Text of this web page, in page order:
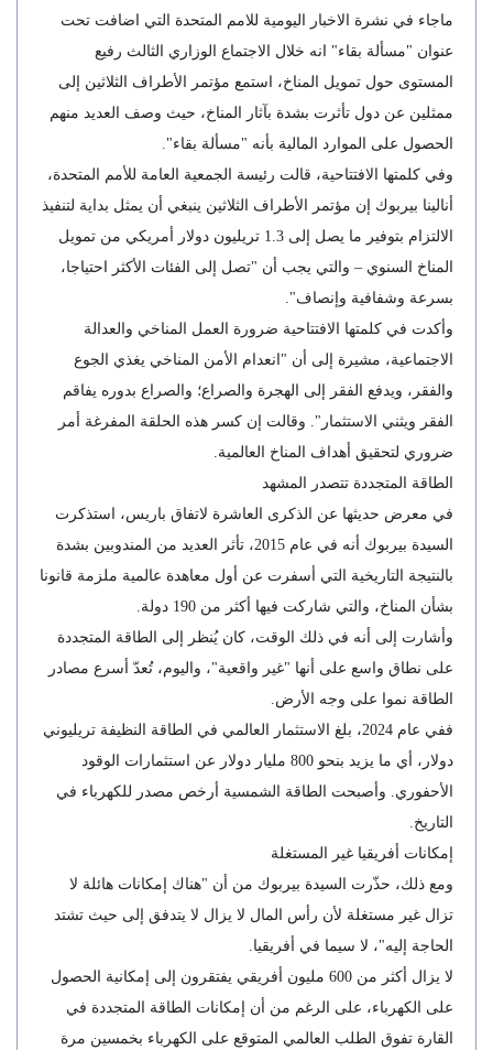
ماجاء في نشرة الاخبار اليومية للامم المتحدة التي اضافت تحت
عنوان "مسألة بقاء" انه خلال الاجتماع الوزاري الثالث رفيع
المستوى حول تمويل المناخ، استمع مؤتمر الأطراف الثلاثين إلى
ممثلين عن دول تأثرت بشدة بآثار المناخ، حيث وصف العديد منهم
الحصول على الموارد المالية بأنه "مسألة بقاء".
وفي كلمتها الافتتاحية، قالت رئيسة الجمعية العامة للأمم المتحدة،
أنالينا بيربوك إن مؤتمر الأطراف الثلاثين ينبغي أن يمثل بداية لتنفيذ
الالتزام بتوفير ما يصل إلى 1.3 تريليون دولار أمريكي من تمويل
المناخ السنوي – والتي يجب أن "تصل إلى الفئات الأكثر احتياجا،
بسرعة وشفافية وإنصاف".
وأكدت في كلمتها الافتتاحية ضرورة العمل المناخي والعدالة
الاجتماعية، مشيرة إلى أن "انعدام الأمن المناخي يغذي الجوع
والفقر، ويدفع الفقر إلى الهجرة والصراع؛ والصراع بدوره يفاقم
الفقر ويثني الاستثمار". وقالت إن كسر هذه الحلقة المفرغة أمر
ضروري لتحقيق أهداف المناخ العالمية.
الطاقة المتجددة تتصدر المشهد
في معرض حديثها عن الذكرى العاشرة لاتفاق باريس، استذكرت
السيدة بيربوك أنه في عام 2015، تأثر العديد من المندوبين بشدة
بالنتيجة التاريخية التي أسفرت عن أول معاهدة عالمية ملزمة قانونا
بشأن المناخ، والتي شاركت فيها أكثر من 190 دولة.
وأشارت إلى أنه في ذلك الوقت، كان يُنظر إلى الطاقة المتجددة
على نطاق واسع على أنها "غير واقعية"، واليوم، تُعدّ أسرع مصادر
الطاقة نموا على وجه الأرض.
ففي عام 2024، بلغ الاستثمار العالمي في الطاقة النظيفة تريليوني
دولار، أي ما يزيد بنحو 800 مليار دولار عن استثمارات الوقود
الأحفوري. وأصبحت الطاقة الشمسية أرخص مصدر للكهرباء في
التاريخ.
إمكانات أفريقيا غير المستغلة
ومع ذلك، حذّرت السيدة بيربوك من أن "هناك إمكانات هائلة لا
تزال غير مستغلة لأن رأس المال لا يزال لا يتدفق إلى حيث تشتد
الحاجة إليه"، لا سيما في أفريقيا.
لا يزال أكثر من 600 مليون أفريقي يفتقرون إلى إمكانية الحصول
على الكهرباء، على الرغم من أن إمكانات الطاقة المتجددة في
القارة تفوق الطلب العالمي المتوقع على الكهرباء بخمسين مرة